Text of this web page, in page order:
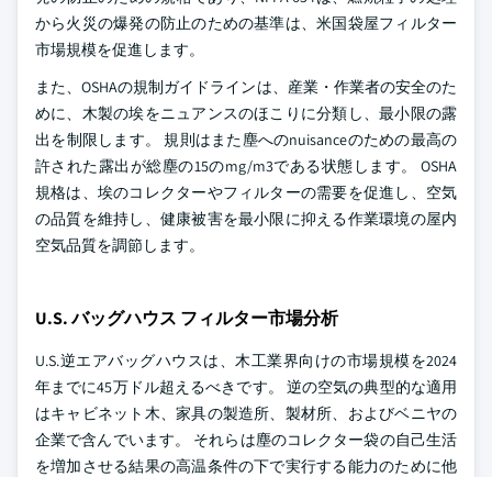
から火災の爆発の防止のための基準は、米国袋屋フィルター
市場規模を促進します。
また、OSHAの規制ガイドラインは、産業・作業者の安全のた
めに、木製の埃をニュアンスのほこりに分類し、最小限の露
出を制限します。 規則はまた塵へのnuisanceのための最高の
許された露出が総塵の15のmg/m3である状態します。 OSHA
規格は、埃のコレクターやフィルターの需要を促進し、空気
の品質を維持し、健康被害を最小限に抑える作業環境の屋内
空気品質を調節します。
U.S. バッグハウス フィルター市場分析
U.S.逆エアバッグハウスは、木工業界向けの市場規模を2024
年までに45万ドル超えるべきです。 逆の空気の典型的な適用
はキャビネット木、家具の製造所、製材所、およびベニヤの
企業で含んでいます。 それらは塵のコレクター袋の自己生活
を増加させる結果の高温条件の下で実行する能力のために他